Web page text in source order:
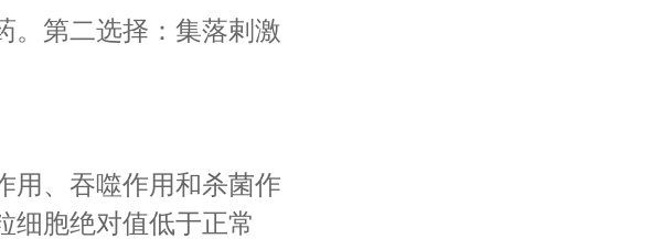
第二选择：集落剌激
、吞噬作用和杀菌作
细胞绝对值低于正常